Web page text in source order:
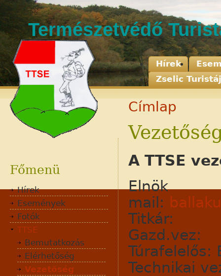
Természetvédő
Hírek
Zselic
Címlap
A TTSE
Elnök
mail:
Titkár:
Gazd.vez:
Túrafelelős:
Technikai
Főmenü
Hírek
Események
Fotók
TTSE
Bemutatkozás
Elérhetőség
Vezetőség
Adatvédelem
Jognyilatkozat
Kapcsolat